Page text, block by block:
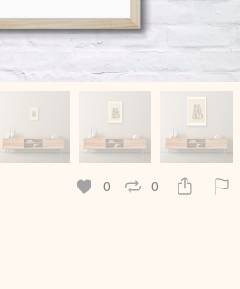
0 0